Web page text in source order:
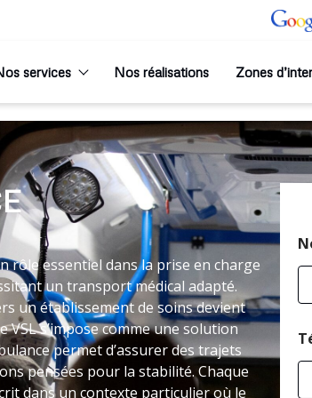
services Nos réalisations Zones
rôle essentiel dans la prise en charge
un transport médical adapté.
un établissement de soins devient
s’impose comme une solution
permet d’assurer des trajets
pensées pour la stabilité. Chaque
dans un contexte particulier où le